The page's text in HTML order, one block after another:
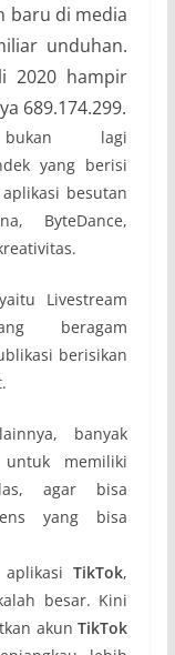
baru di media
unduhan.
2020 hampir
689.174.299.
lagi
yang berisi
besutan
ByteDance,
Livestream
beragam
berisikan
banyak
memiliki
agar bisa
yang bisa
aplikasiTikTok,
besar. Kini
akunTikTok